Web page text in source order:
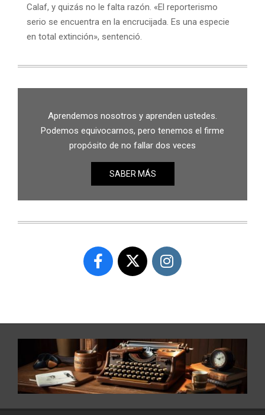
Calaf, y quizás no le falta razón. «El reporterismo
serio se encuentra en la encrucijada. Es una especie
en total extinción», sentenció.
Aprendemos nosotros y aprenden ustedes.
Podemos equivocarnos, pero tenemos el firme
propósito de no fallar dos veces
SABER MÁS